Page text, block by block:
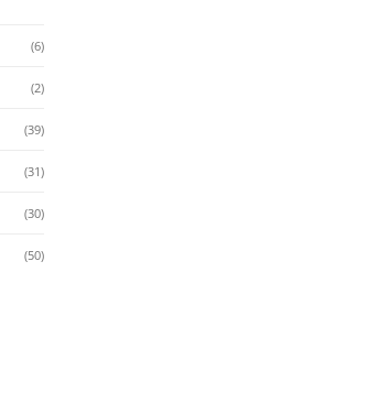
(6)
(2)
(39)
(31)
(30)
(50)